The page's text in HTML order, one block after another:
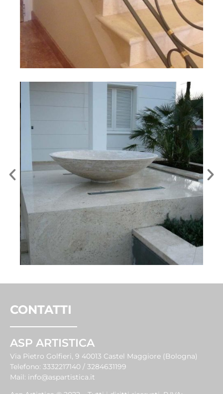
CONTATTI
ASP ARTISTICA
Via Pietro Golfieri, 9 40013 Castel Maggiore (Bologna)
Telefono: 3332217140 / 3284631199
Mail: info@aspartistica.it